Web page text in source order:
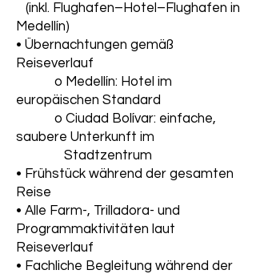
(inkl. Flughafen–Hotel–Flughafen in
Medellín)
• Übernachtungen gemäß
Reiseverlauf
o Medellín: Hotel im
europäischen Standard
o Ciudad Bolívar: einfache,
saubere Unterkunft im
Stadtzentrum
• Frühstück während der gesamten
Reise
• Alle Farm-, Trilladora- und
Programmaktivitäten laut
Reiseverlauf
• Fachliche Begleitung während der